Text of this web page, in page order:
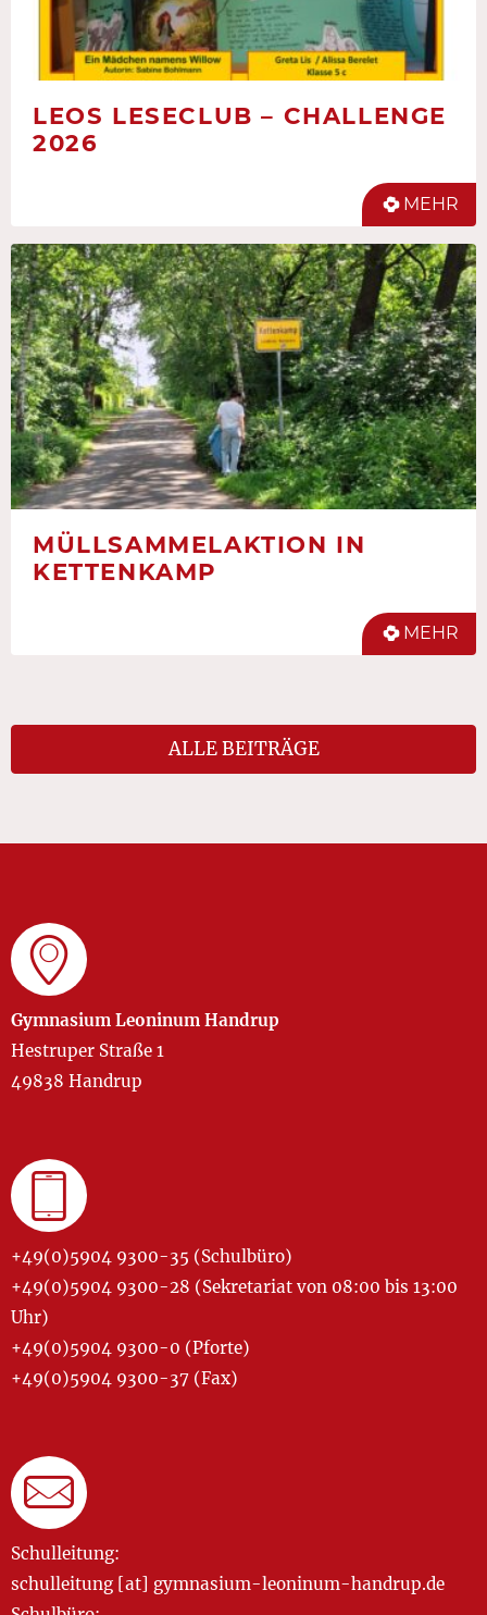
LEOS LESECLUB – CHALLENGE
2026
MEHR
MÜLLSAMMELAKTION IN
KETTENKAMP
MEHR
ALLE BEITRÄGE
Gymnasium Leoninum Handrup
Hestruper Straße 1
49838 Handrup
+49(0)5904 9300-35 (Schulbüro)
+49(0)5904 9300-28 (Sekretariat von 08:00 bis 13:00
Uhr)
+49(0)5904 9300-0 (Pforte)
+49(0)5904 9300-37 (Fax)
Schulleitung:
schulleitung [at] gymnasium-leoninum-handrup.de